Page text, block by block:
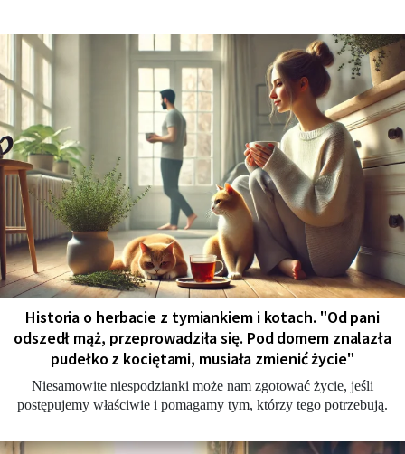
Historia o herbacie z tymiankiem i kotach. "Od pani
odszedł mąż, przeprowadziła się. Pod domem znalazła
pudełko z kociętami, musiała zmienić życie"
Niesamowite niespodzianki może nam zgotować życie, jeśli
postępujemy właściwie i pomagamy tym, którzy tego potrzebują.